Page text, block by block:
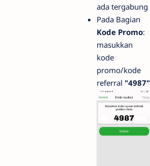
ada tergabung
Pada Bagian
Kode Promo:
masukkan
kode
promo/kode
referral "4987"